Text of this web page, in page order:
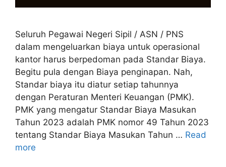
Seluruh Pegawai Negeri Sipil / ASN / PNS
dalam mengeluarkan biaya untuk operasional
kantor harus berpedoman pada Standar Biaya.
Begitu pula dengan Biaya penginapan. Nah,
Standar biaya itu diatur setiap tahunnya
dengan Peraturan Menteri Keuangan (PMK).
PMK yang mengatur Standar Biaya Masukan
Tahun 2023 adalah PMK nomor 49 Tahun 2023
tentang Standar Biaya Masukan Tahun … Read
more